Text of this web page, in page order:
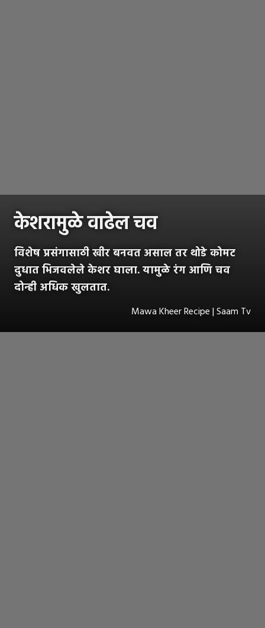
केशरामुळे वाढेल चव
विशेष प्रसंगासाठी खीर बनवत असाल तर थोडे कोमट
दुधात भिजवलेले केशर घाला. यामुळे रंग आणि चव
दोन्ही अधिक खुलतात.
Mawa Kheer Recipe | Saam Tv